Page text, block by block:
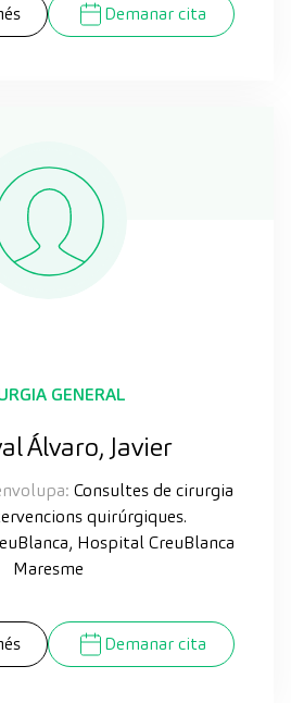
Demanar cita
GENERAL
Álvaro, Javier
Consultes de cirurgia
quirúrgiques.
Hospital CreuBlanca
Maresme
Demanar cita